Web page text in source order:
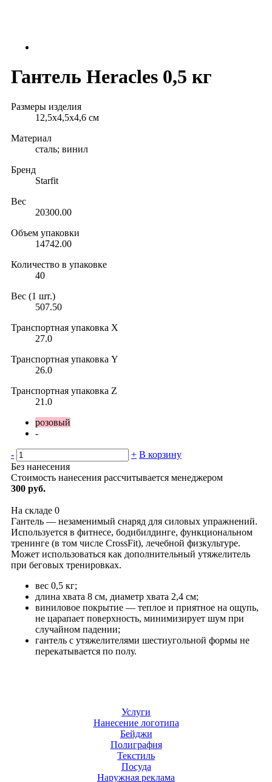
Гантель Heracles 0,5 кг
Размеры изделия
12,5х4,5х4,6 см
Материал
сталь; винил
Бренд
Starfit
Вес
20300.00
Объем упаковки
14742.00
Количество в упаковке
40
Вес (1 шт.)
507.50
Транспортная упаковка X
27.0
Транспортная упаковка Y
26.0
Транспортная упаковка Z
21.0
розовый
-
- + В корзину
Без нанесения
Стоимость нанесения рассчитывается менеджером
300 руб.
На складе 0
Гантель — незаменимый снаряд для силовых упражнений.
Используется в фитнесе, бодибилдинге, функциональном
тренинге (в том числе CrossFit), лечебной физкультуре.
Mожет использоваться как дополнительный утяжелитель
при беговых тренировках.
вес 0,5 кг;
длина хвата 8 см, диаметр хвата 2,4 см;
виниловое покрытие — теплое и приятное на ощупь,
не царапает поверхность, минимизирует шум при
случайном падении;
гантель с утяжелителями шестиугольной формы не
перекатывается по полу.
Услуги
Нанесение логотипа
Бейджи
Полиграфия
Текстиль
Посуда
Наружная реклама